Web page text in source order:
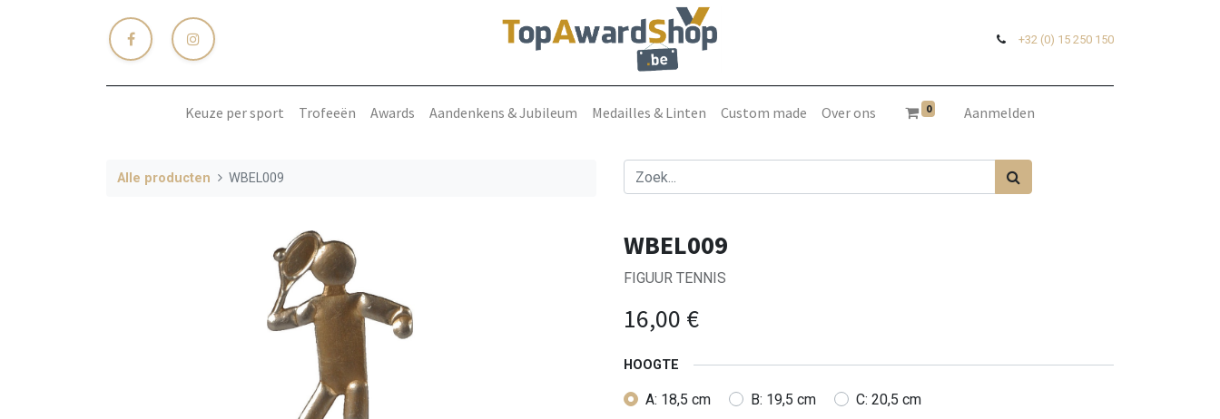
+32 (0) 15 250 150
Keuze per sport Trofeeën Awards Aandenkens & Jubileum Medailles & Linten Custom made Over ons 0 Aanmelden
Alle producten WBEL009
WBEL009
FIGUUR TENNIS
16,00 €
HOOGTE
A: 18,5 cm B: 19,5 cm C: 20,5 cm